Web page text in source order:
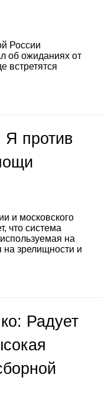
России
об ожиданиях от
встретятся
Я против
и московского
что система
на
на зрелищности и
Радует